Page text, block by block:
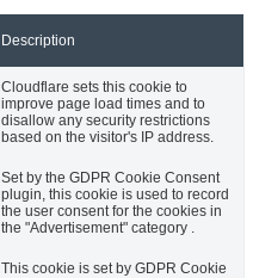
Description
Cloudflare sets this cookie to
improve page load times and to
disallow any security restrictions
based on the visitor's IP address.
Set by the GDPR Cookie Consent
plugin, this cookie is used to record
the user consent for the cookies in
the "Advertisement" category .
This cookie is set by GDPR Cookie